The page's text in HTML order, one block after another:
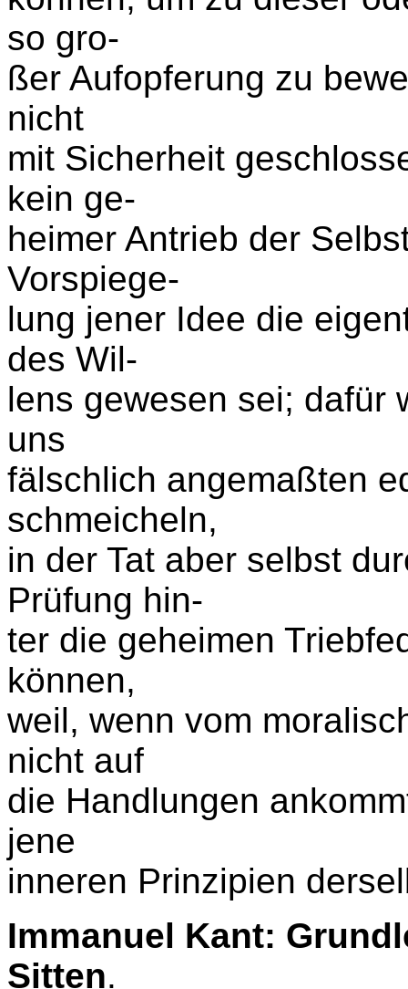
so gro-
ßer Aufopferung zu
nicht
mit Sicherheit
kein ge-
heimer Antrieb der
Vorspiege-
lung jener Idee die
des Wil-
lens gewesen sei; dafür
uns
fälschlich angemaßten
schmeicheln,
in der Tat aber selbst
Prüfung hin-
ter die geheimen
können,
weil, wenn vom
nicht auf
die Handlungen
jene
inneren Prinzipien
Immanuel Kant:
Sitten.